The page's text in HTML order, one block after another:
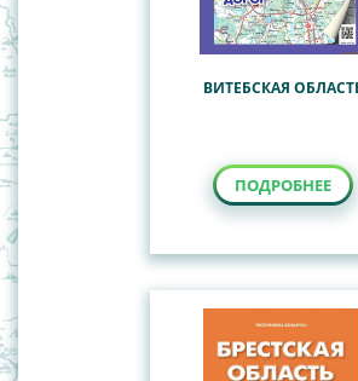
ВИТЕБСКАЯ
ПОДРОБНЕЕ